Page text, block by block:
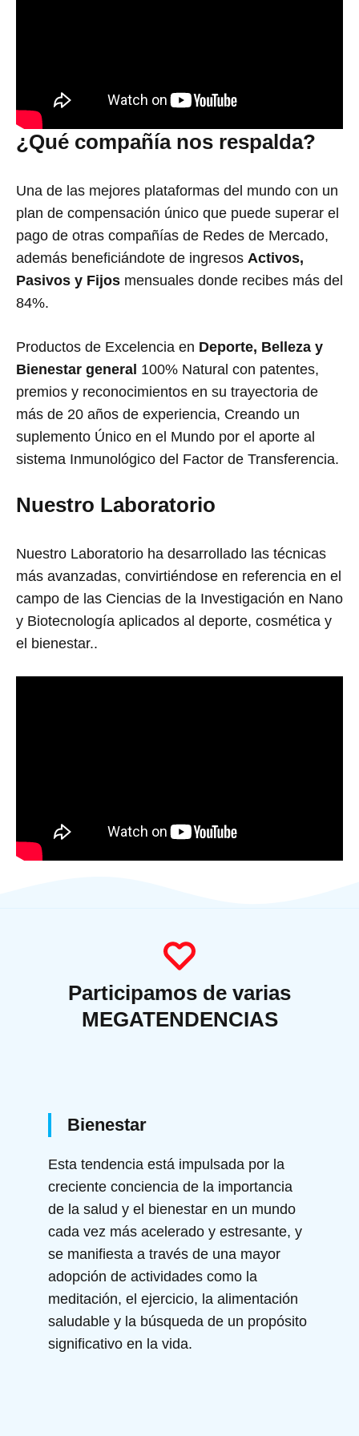
¿Qué compañía nos respalda?
Una de las mejores plataformas del mundo con un
plan de compensación único que puede superar el
pago de otras compañías de Redes de Mercado,
además beneficiándote de ingresos Activos,
Pasivos y Fijos mensuales donde recibes más del
84%.
Productos de Excelencia en Deporte, Belleza y
Bienestar general 100% Natural con patentes,
premios y reconocimientos en su trayectoria de
más de 20 años de experiencia, Creando un
suplemento Único en el Mundo por el aporte al
sistema Inmunológico del Factor de Transferencia.
Nuestro Laboratorio
Nuestro Laboratorio ha desarrollado las técnicas
más avanzadas, convirtiéndose en referencia en el
campo de las Ciencias de la Investigación en Nano
y Biotecnología aplicados al deporte, cosmética y
el bienestar..
Participamos de varias
MEGATENDENCIAS
Bienestar
Esta tendencia está impulsada por la
creciente conciencia de la importancia
de la salud y el bienestar en un mundo
cada vez más acelerado y estresante, y
se manifiesta a través de una mayor
adopción de actividades como la
meditación, el ejercicio, la alimentación
saludable y la búsqueda de un propósito
significativo en la vida.